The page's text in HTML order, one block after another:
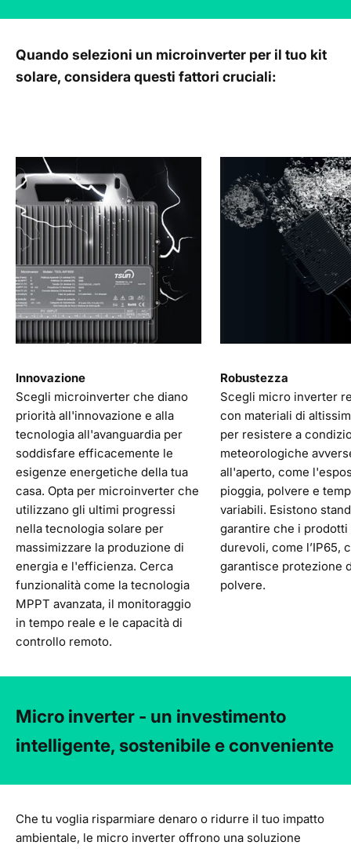
Quando selezioni un microinverter per il tuo kit
solare, considera questi fattori cruciali:
Innovazione
Scegli microinverter che diano
priorità all'innovazione e alla
tecnologia all'avanguardia per
soddisfare efficacemente le
esigenze energetiche della tua
casa. Opta per microinverter che
utilizzano gli ultimi progressi
nella tecnologia solare per
massimizzare la produzione di
energia e l'efficienza. Cerca
funzionalità come la tecnologia
MPPT avanzata, il monitoraggio
in tempo reale e le capacità di
controllo remoto.
Robustezza
Scegli micro inverter
con materiali di
per resistere a
meteorologiche
all'aperto, come
pioggia, polvere e
variabili. Esistono
garantire che i prodotti
durevoli, come l’IP65,
garantisce protezione
polvere.
Micro inverter - un investimento
intelligente, sostenibile e conveniente
Che tu voglia risparmiare denaro o ridurre il tuo impatto
ambientale, le micro inverter offrono una soluzione